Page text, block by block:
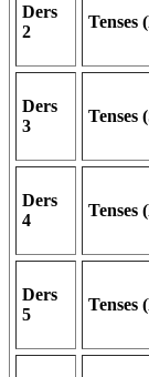
Ders
2
Tenses
Ders
3
Tenses
Ders
4
Tenses
Ders
5
Tenses